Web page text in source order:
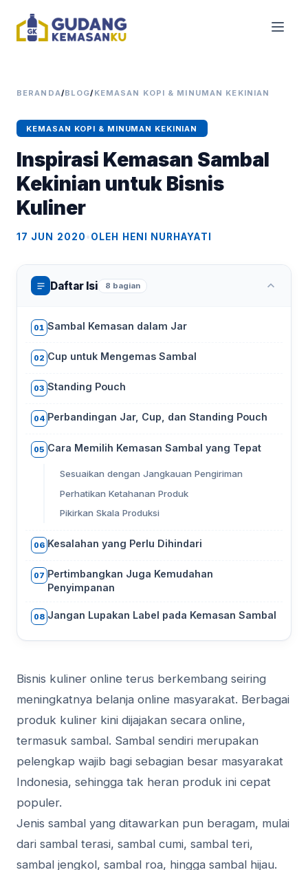
BERANDA/BLOG/ KEMASAN KOPI & MINUMAN KEKINIAN
KEMASAN KOPI & MINUMAN KEKINIAN
Inspirasi Kemasan Sambal
Kekinian untuk Bisnis
Kuliner
17 JUN 2020•OLEH HENI NURHAYATI
Daftar Isi 8 bagian
01 Sambal Kemasan dalam Jar
02 Cup untuk Mengemas Sambal
03 Standing Pouch
04 Perbandingan Jar, Cup, dan Standing Pouch
05 Cara Memilih Kemasan Sambal yang Tepat
Sesuaikan dengan Jangkauan Pengiriman
Perhatikan Ketahanan Produk
Pikirkan Skala Produksi
06 Kesalahan yang Perlu Dihindari
07 Pertimbangkan Juga Kemudahan
Penyimpanan
08 Jangan Lupakan Label pada Kemasan Sambal
Bisnis kuliner online terus berkembang seiring
meningkatnya belanja online masyarakat. Berbagai
produk kuliner kini dijajakan secara online,
termasuk sambal. Sambal sendiri merupakan
pelengkap wajib bagi sebagian besar masyarakat
Indonesia, sehingga tak heran produk ini cepat
populer.
Jenis sambal yang ditawarkan pun beragam, mulai
dari sambal terasi, sambal cumi, sambal teri,
sambal jengkol, sambal roa, hingga sambal hijau.